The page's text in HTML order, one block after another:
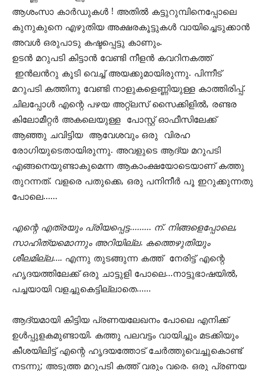
ആശംസാ കാർഡുകൾ ! അതിൽ കട്ടുറുമ്പിനെപ്പോലെ
കുനുകുനെ എഴുതിയ അക്ഷരകൂട്ടുകൾ വായിച്ചെടുക്കാൻ
അവൾ ഒരുപാടു കഷ്ടപ്പെട്ടു കാണും.
ഉടൻ മറുപടി കിട്ടാൻ വേണ്ടി നീളൻ കവറിനകത്ത്
ഇൻലൻറു കൂടി വെച്ച് അയക്കുമായിരുന്നു. പിന്നീട്
മറുപടി കത്തിനു വേണ്ടി നാളുകളെണ്ണിയുള്ള കാത്തിരിപ്പ്.
ചിലപ്പോൾ എന്റെ പഴയ അറ്റ്ലസ് സൈക്കിളിൽ, രണ്ടര
കിലോമീറ്റർ അകലെയുള്ള പോസ്റ്റ് ഓഫീസിലേക്ക്
ആഞ്ഞു ചവിട്ടിയ ആവേശവും ഒരു വിരഹ
രോഗിയുടെതായിരുന്നു. അവളുടെ ആദ്യ മറുപടി
എങ്ങനെയുണ്ടാകുമെന്ന ആകാംക്ഷയോടെയാണ് കത്തു
തുറന്നത്. വളരെ പതുക്കെ, ഒരു പനിനീർ പൂ ഇറുക്കുന്നതു
പോലെ……
എന്റെ എത്രയും പ്രിയപ്പെട്ട……… ന്. നിങ്ങളെപ്പോലെ,
സാഹിത്യമൊന്നും അറിയില്ല. കത്തെഴുതിയും
ശീലമില്ല…. എന്നു തുടങ്ങുന്ന കത്ത് നേരിട്ട് എന്റെ
ഹൃദയത്തിലേക്ക് ഒരു ചാട്ടുളി പോലെ…നാട്ടുഭാഷയിൽ,
പച്ചയായി വളച്ചുകെട്ടില്ലാതെ……
ആദ്യമായി കിട്ടിയ പ്രണയലേഖനം പോലെ എനിക്ക്
ഉൾപ്പുളകമുണ്ടായി. കത്തു പലവട്ടം വായിച്ചും മടക്കിയും
കീശയിലിട്ട് എന്റെ ഹൃദയത്തോട് ചേർത്തുവെച്ചുകൊണ്ട്
നടന്നു; അടുത്ത മറുപടി കത്ത് വരും വരെ. ഒരു പ്രണയ